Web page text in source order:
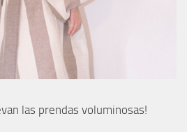
las prendas voluminosas!